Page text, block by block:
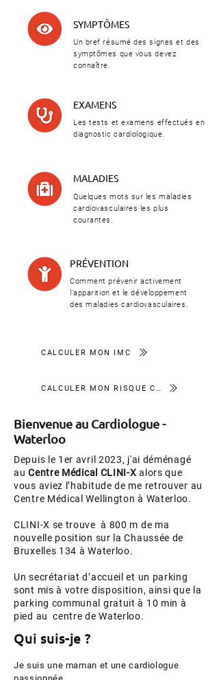
SYMPTÔMES
Un bref résumé des signes et des
symptômes que vous devez
connaître.
EXAMENS
Les tests et examens effectués en
diagnostic cardiologique.
MALADIES
Quelques mots sur les maladies
cardiovasculaires les plus
courantes.
PRÉVENTION
Comment prévenir activement
l’apparition et le développement
des maladies cardiovasculaires.
CALCULER MON IMC
Bienvenue au Cardiologue -
Waterloo
Depuis le 1er avril 2023, j'ai déménagé
auCentre Médical CLINI-X alors que
vous aviez l’habitude de me retrouver au
Centre Médical Wellington à Waterloo.
CLINI-X se trouve à 800 m de ma
nouvelle position sur la Chaussée de
Bruxelles 134 à Waterloo.
Un secrétariat d’accueil et un parking
sont mis à votre disposition, ainsi que la
parking communal gratuit à 10 min à
pied au centre de Waterloo.
Qui suis-je ?
Je suis une maman et une cardiologue